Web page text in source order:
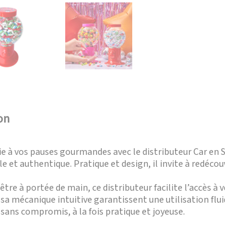
à vos pauses gourmandes avec le distributeur Car
et authentique. Pratique et design, il invite à
à portée de main, ce distributeur facilite l’accès
mécanique intuitive garantissent une utilisation
compromis, à la fois pratique et joyeuse.